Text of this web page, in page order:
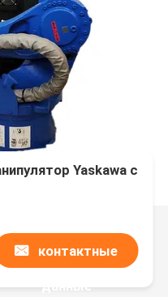
Yaskawa с
контактные
данные